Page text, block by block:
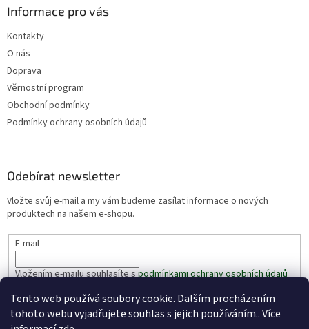
Tento web používá soubory cookie. Dalším procházením
tohoto webu vyjadřujete souhlas s jejich používáním.. Více
Informace pro vás
Kontakty
O nás
Doprava
Věrnostní program
Obchodní podmínky
Podmínky ochrany osobních údajů
Odebírat newsletter
Vložte svůj e-mail a my vám budeme zasílat informace o nových
produktech na našem e-shopu.
E-mail
Vložením e-mailu souhlasíte spodmínkami ochrany osobních údajů
PŘIHLÁSIT SE